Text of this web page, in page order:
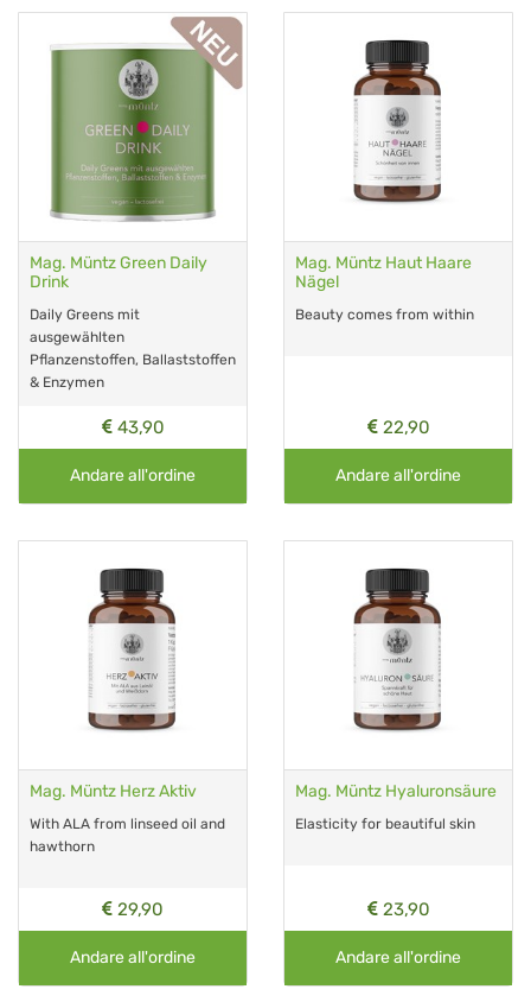
Mag. Müntz Green Daily
Drink
Daily Greens mit
ausgewählten
Pflanzenstoffen, Ballaststoffen
& Enzymen
43,90
Andare all'ordine
Mag. Müntz Haut Haare
Nägel
Beauty comes from within
22,90
Andare all'ordine
Mag. Müntz Herz Aktiv
With ALA from linseed oil and
hawthorn
29,90
Andare all'ordine
Mag. Müntz Hyaluronsäure
Elasticity for beautiful skin
23,90
Andare all'ordine